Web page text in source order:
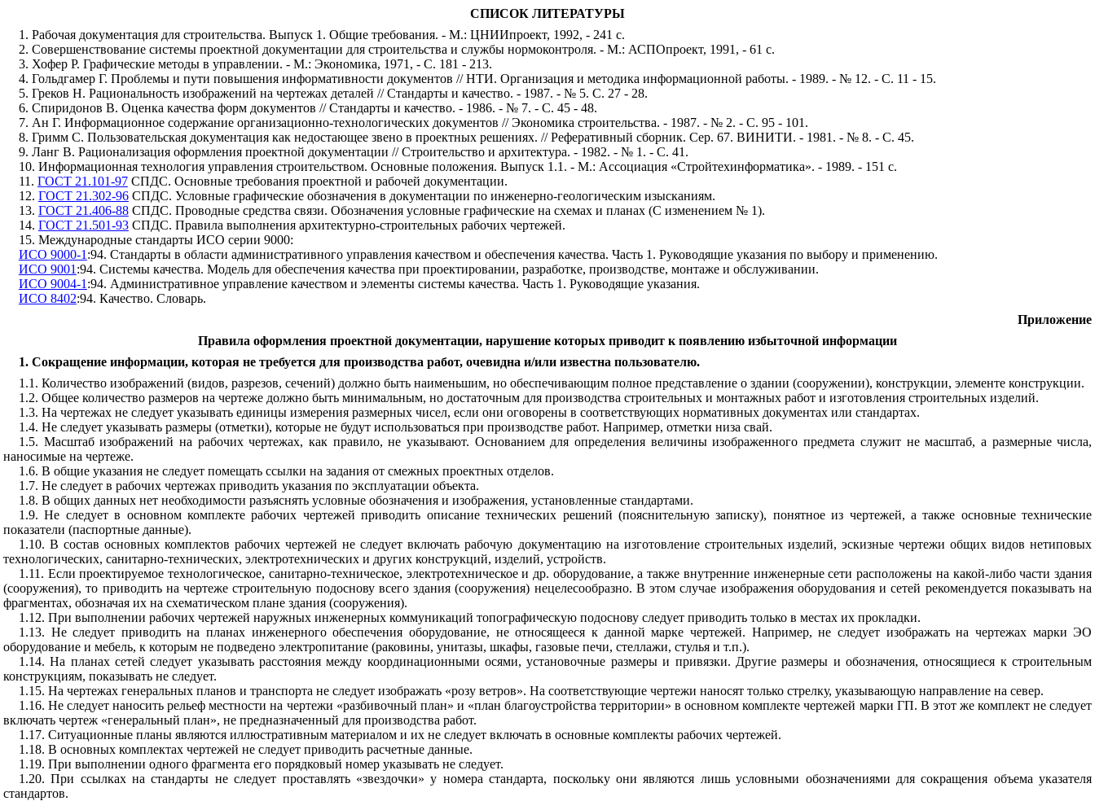
СПИСОК ЛИТЕРАТУРЫ
1 . Рабочая документация для строительства. Выпуск1. Общие требования. - М.: ЦНИИпроект, 1992, - 241 с.
2. Совершенствование системы проектной документации для строительства и службы нормоконтроля. - М.: АСПОпроект, 1991, - 61 с.
3. Хофер Р. Графические методы в управлении. - М.: Экономика, 1971, - С. 181 - 213.
4. Гольдгамер Г. Проблемы и пути повышения информативности документов //НТИ. Организация и методика информационной работы. - 1989. - № 12. - С. 11 - 15.
5. Греков Н. Рациональность изображений на чертежах деталей //Стандарты и качество. - 1987. - № 5. С. 27 - 28.
6. Спиридонов В. Оценка качества форм документов //Стандарты и качество. - 1986. - № 7. - С. 45 - 48.
7. Ан Г. Информационное содержание организационно-технологических документов //Экономика строительства. - 1987. - № 2. - С. 95 - 101.
8. Гримм С. Пользовательская документация как недостающее звено в проектных решениях. //Реферативный сборник. Сер. 67. ВИНИТИ. - 1981. - № 8. - С. 45.
9. Ланг В. Рационализация оформления проектной документации //Строительство и архитектура. - 1982. - № 1. - С. 41.
10. Информационная технология управления строительством. Основные положения. Выпуск1.1. - М.: Ассоциация «Стройтехинформатика». - 1989. - 151 с.
11 . ГОСТ 21.101-97 СПДС. Основные требования проектной и рабочей документации.
12. ГОСТ 21.302-96 СПДС. Условные графические обозначения в документации по инженерно-геологическим изысканиям.
13. ГОСТ 21.406-88 СПДС. Проводные средства связи. Обозначения условные графические на схемах и планах(С изменением № 1).
14. ГОСТ 21.501-93 СПДС. Правила выполнения архитектурно-строительных рабочих чертежей.
15. Международные стандарты ИСО серии 9000:
ИСО 9000-1 :94. Стандарты в области административного управления качеством и обеспечения качества. Часть1. Руководящие указания по выбору и применению.
ИСО 9001 :94. Системы качества. Модель для обеспечения качества при проектировании, разработке, производстве, монтаже и обслуживании.
ИСО 9004-1 :94. Административное управление качеством и элементы системы качества. Часть1. Руководящие указания.
ИСО 8402:94. Качество. Словарь.
Приложение
Правила оформления проектной документации, нарушение которых приводит к появлению избыточной информации
1. Сокращение информации, которая не требуется для производства работ, очевидна и/или известна пользователю.
1.1 . Количество изображений (видов, разрезов, сечений) должно быть наименьшим, но обеспечивающим полное представление о здании (сооружении), конструкции, элементе конструкции.
1.2. Общее количество размеров на чертеже должно быть минимальным, но достаточным для производства строительных и монтажных работ и изготовления строительных изделий.
1.3. На чертежах не следует указывать единицы измерения размерных чисел, если они оговорены в соответствующих нормативных документах или стандартах.
1.4. Не следует указывать размеры(отметки), которые не будут использоваться при производстве работ. Например, отметки низа свай.
1.5. Масштаб изображений на рабочих чертежах, как правило,не указывают. Основанием для определения величины изображенного предмета служит не масштаб, а размерные числа,
наносимые на чертеже.
1.6. В общие указания не следует помещать ссылки на задания от смежных проектных отделов.
1.7. Не следует в рабочих чертежах приводить указания по эксплуатации объекта.
1.8. В общих данных нет необходимости разъяснять условные обозначения и изображения, установленные стандартами.
1.9.Не следует в основном комплекте рабочих чертежей приводить описание технических решений (пояснительную записку), понятное из чертежей,а также основные технические
показатели (паспортные данные).
1.10. В состав основных комплектов рабочих чертежей не следует включать рабочую документацию на изготовление строительных изделий, эскизные чертежи общих видов нетиповых
технологических, санитарно-технических, электротехнических и других конструкций, изделий, устройств.
1.11 . Если проектируемое технологическое, санитарно-техническое, электротехническое и др. оборудование,а также внутренние инженерные сети расположены на какой-либо части здания
(сооружения),то приводить на чертеже строительную подоснову всего здания (сооружения) нецелесообразно. В этом случае изображения оборудования и сетей рекомендуется показывать на
фрагментах, обозначая их на схематическом плане здания (сооружения).
1.12. При выполнении рабочих чертежей наружных инженерных коммуникаций топографическую подоснову следует приводить только в местах их прокладки.
1.13. Не следует приводить на планах инженерного обеспечения оборудование, не относящееся к данной марке чертежей. Например,не следует изображать на чертежах марки ЭО
оборудование и мебель, к которым не подведено электропитание (раковины, унитазы, шкафы, газовые печи, стеллажи, стулья и т.п.).
1.14.На планах сетей следует указывать расстояния между координационными осями,установочные размеры и привязки. Другие размеры и обозначения,относящиеся к строительным
конструкциям, показывать не следует.
1.15. На чертежах генеральных планов и транспорта не следует изображать«розу ветров». На соответствующие чертежи наносят только стрелку, указывающую направление на север.
1.16. Не следует наносить рельеф местности на чертежи «разбивочный план» и «план благоустройства территории»в основном комплекте чертежей марки ГП. В этот же комплект не следует
включать чертеж «генеральный план», не предназначенный для производства работ.
1.17. Ситуационные планы являются иллюстративным материалом и их не следует включать в основные комплекты рабочих чертежей.
1.18. В основных комплектах чертежей не следует приводить расчетные данные.
1.19. При выполнении одного фрагмента его порядковый номер указывать не следует.
1.20.При ссылках на стандарты не следует проставлять «звездочки»у номера стандарта, поскольку они являются лишь условными обозначениями для сокращения объема указателя
стандартов.